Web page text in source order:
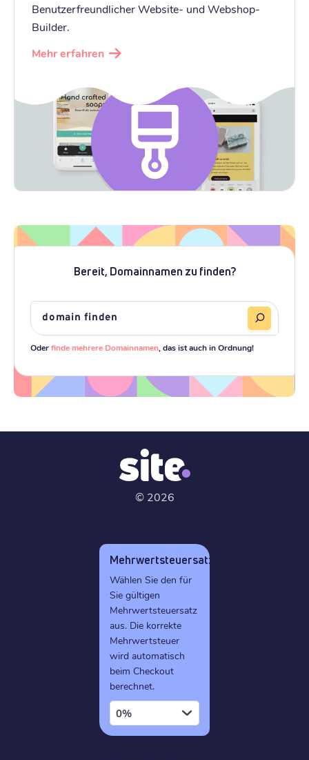
Benutzerfreundlicher Website- und Webshop-
Builder.
Mehr erfahren
Bereit, Domainnamen zu finden?
Oderfinde mehrere Domainnamen , das ist auch in Ordnung!
© 2026
Mehrwertsteuersatz
Wählen Sie den für
Sie gültigen
Mehrwertsteuersatz
aus. Die korrekte
Mehrwertsteuer
wird automatisch
beim Checkout
berechnet.
0%